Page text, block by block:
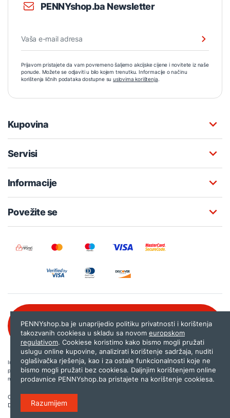
PENNYshop.ba Newsletter
Prijavom pristajete da vam povremeno šaljemo akcijske cijene i novitete iz naše
ponude. Možete se odjaviti u bilo kojem trenutku. Informacije o načinu
korištenja ličnih podataka dostupne su uslovima korištenja.
Kupovina
Servisi
Informacije
Povežite se
080 020 261
Internet trgovina PENNYshop.ba nastoji objavljivati samo provjerene i pravilne
podatke. Ako na našoj stranici otkrijete neistinite, odnosno neadekvatne informacije,
molimo vas da nam to javite nashop@pennyplus.com .
Copyright © 2026.
Dizajn i programiranje:
PENNYshop.ba je unaprijedio politiku privatnosti i korištenja
takozvanih cookiesa u skladu sa novom europskom
regulativom. Cookiese koristimo kako bismo mogli pružati
uslugu online kupovine, analizirati korištenje sadržaja, nuditi
oglašivačka rješenja, kao i za ostale funkcionalnosti koje ne
bismo mogli pružati bez cookiesa. Daljnjim korištenjem online
prodavnice PENNYshop.ba pristajete na korištenje cookiesa.
Razumijem